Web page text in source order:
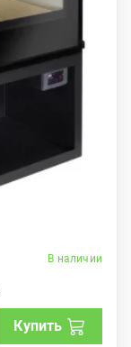
В наличии
Купить